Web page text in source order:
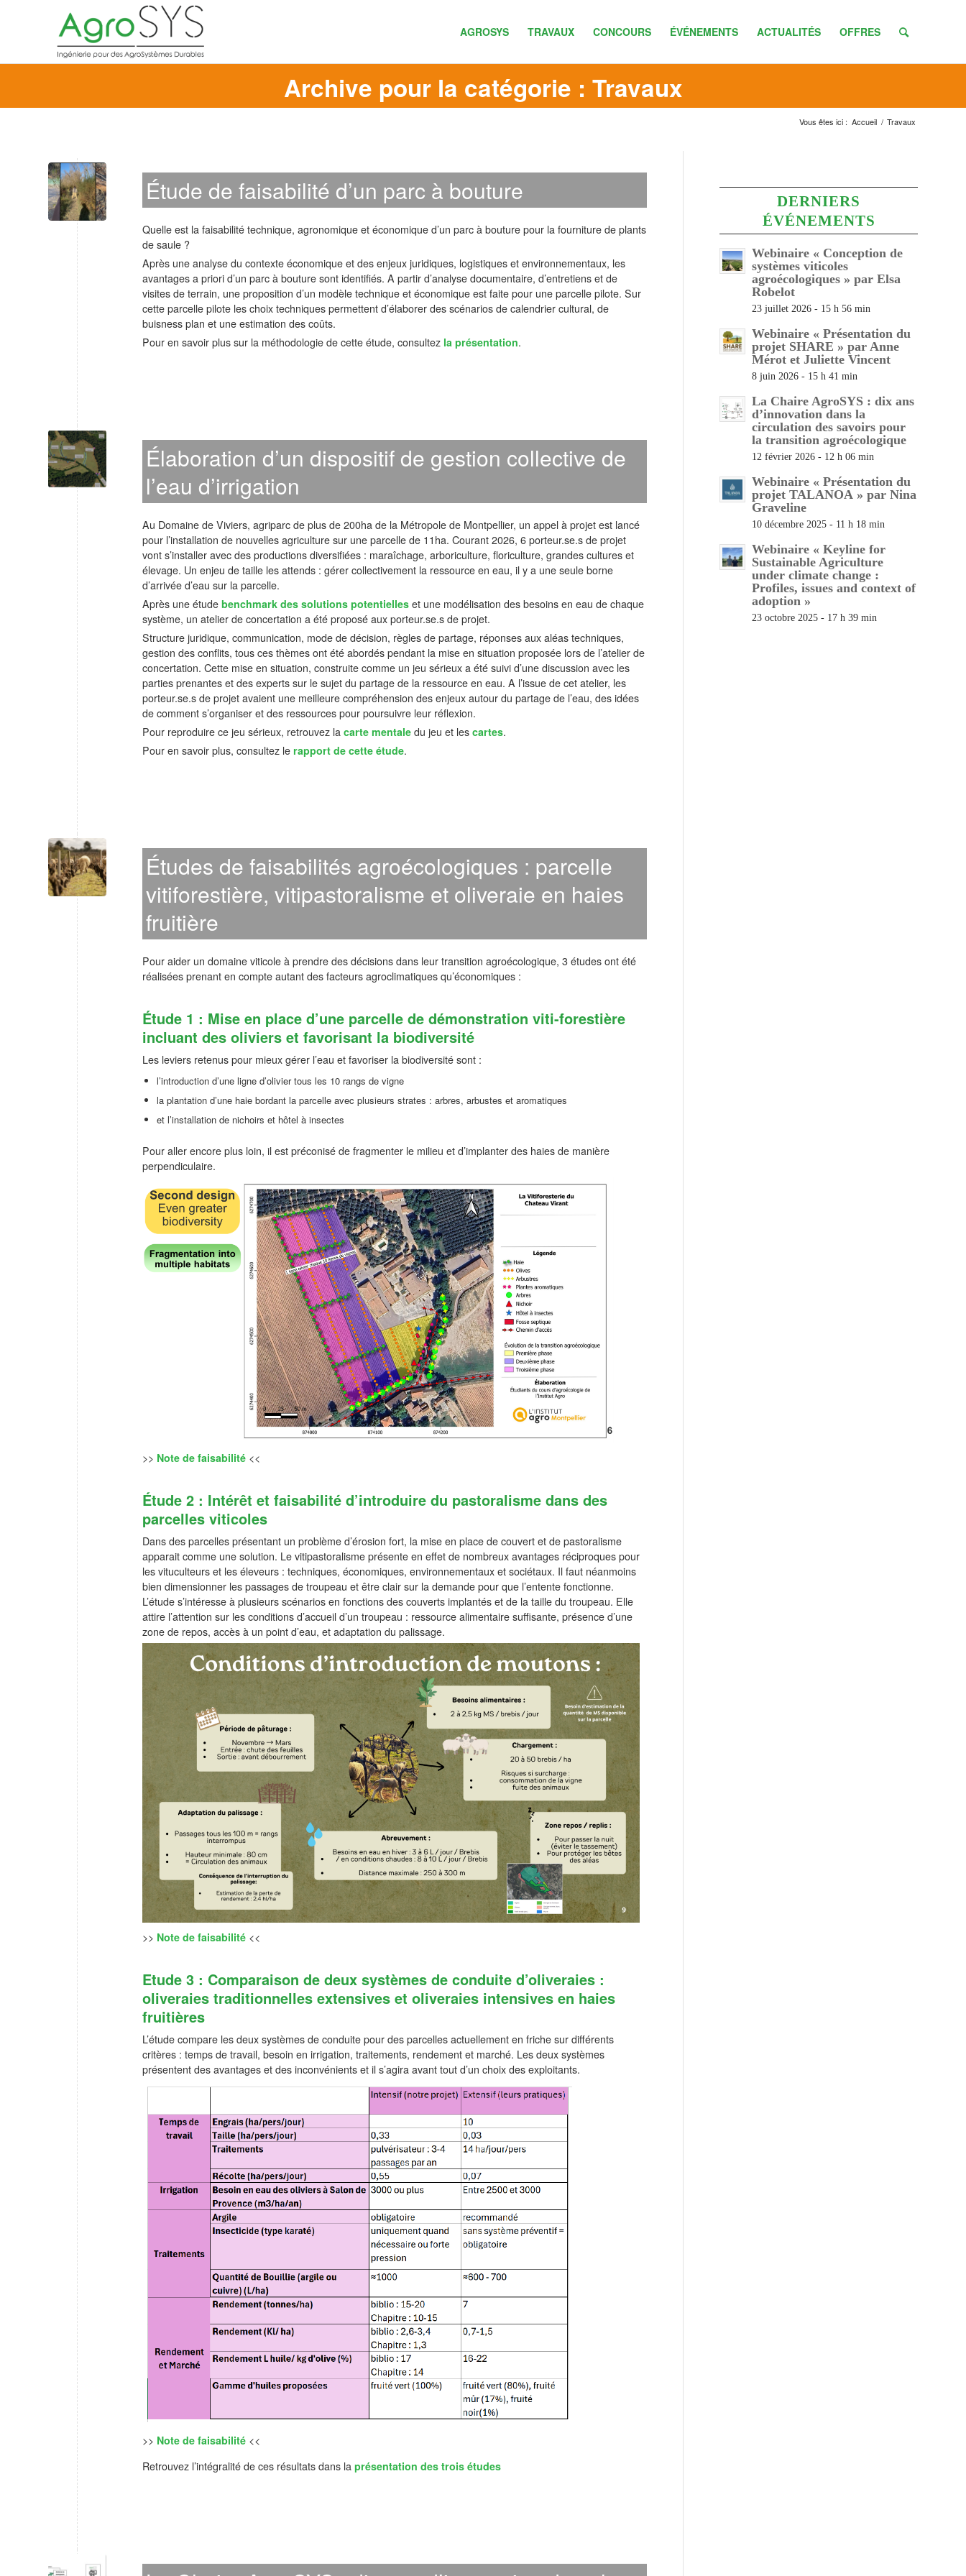
AGROSYS TRAVAUX CONCOURS ÉVÉNEMENTS ACTUALITÉS OFFRES
Archive pour la catégorie : Travaux
Vous êtes ici : Accueil / Travaux
Étude de faisabilité d’un parc à bouture
Quelle est la faisabilité technique, agronomique et économique d’un parc à bouture pour la fourniture de plants
de saule ?
Après une analyse du contexte économique et des enjeux juridiques, logistiques et environnementaux, les
avantages a priori d’un parc à bouture sont identifiés. A partir d’analyse documentaire, d’entretiens et de
visites de terrain, une proposition d’un modèle technique et économique est faite pour une parcelle pilote. Sur
cette parcelle pilote les choix techniques permettent d’élaborer des scénarios de calendrier cultural, de
buisness plan et une estimation des coûts.
Pour en savoir plus sur la méthodologie de cette étude, consultez la présentation.
Élaboration d’un dispositif de gestion collective de
l’eau d’irrigation
Au Domaine de Viviers, agriparc de plus de 200ha de la Métropole de Montpellier, un appel à projet est lancé
pour l’installation de nouvelles agriculture sur une parcelle de 11ha. Courant 2026, 6 porteur.se.s de projet
vont s’installer avec des productions diversifiées : maraîchage, arboriculture, floriculture, grandes cultures et
élevage. Un enjeu de taille les attends : gérer collectivement la ressource en eau, il y a une seule borne
d’arrivée d’eau sur la parcelle.
Après une étude benchmark des solutions potentielles et une modélisation des besoins en eau de chaque
système, un atelier de concertation a été proposé aux porteur.se.s de projet.
Structure juridique, communication, mode de décision, règles de partage, réponses aux aléas techniques,
gestion des conflits, tous ces thèmes ont été abordés pendant la mise en situation proposée lors de l’atelier de
concertation. Cette mise en situation, construite comme un jeu sérieux a été suivi d’une discussion avec les
parties prenantes et des experts sur le sujet du partage de la ressource en eau. A l’issue de cet atelier, les
porteur.se.s de projet avaient une meilleure compréhension des enjeux autour du partage de l’eau, des idées
de comment s’organiser et des ressources pour poursuivre leur réflexion.
Pour reproduire ce jeu sérieux, retrouvez la carte mentale du jeu et les cartes.
Pour en savoir plus, consultez le rapport de cette étude.
Études de faisabilités agroécologiques : parcelle
vitiforestière, vitipastoralisme et oliveraie en haies
fruitière
Pour aider un domaine viticole à prendre des décisions dans leur transition agroécologique, 3 études ont été
réalisées prenant en compte autant des facteurs agroclimatiques qu’économiques :
Étude 1 : Mise en place d’une parcelle de démonstration viti-forestière
incluant des oliviers et favorisant la biodiversité
Les leviers retenus pour mieux gérer l’eau et favoriser la biodiversité sont :
l’introduction d’une ligne d’olivier tous les 10 rangs de vigne
la plantation d’une haie bordant la parcelle avec plusieurs strates : arbres, arbustes et aromatiques
et l’installation de nichoirs et hôtel à insectes
Pour aller encore plus loin, il est préconisé de fragmenter le milieu et d’implanter des haies de manière
perpendiculaire.
>> Note de faisabilité <<
Étude 2 : Intérêt et faisabilité d’introduire du pastoralisme dans des
parcelles viticoles
Dans des parcelles présentant un problème d’érosion fort, la mise en place de couvert et de pastoralisme
apparait comme une solution. Le vitipastoralisme présente en effet de nombreux avantages réciproques pour
les vituculteurs et les éleveurs : techniques, économiques, environnementaux et sociétaux. Il faut néanmoins
bien dimensionner les passages de troupeau et être clair sur la demande pour que l’entente fonctionne.
L’étude s’intéresse à plusieurs scénarios en fonctions des couverts implantés et de la taille du troupeau. Elle
attire l’attention sur les conditions d’accueil d’un troupeau : ressource alimentaire suffisante, présence d’une
zone de repos, accès à un point d’eau, et adaptation du palissage.
>> Note de faisabilité <<
Etude 3 : Comparaison de deux systèmes de conduite d’oliveraies :
oliveraies traditionnelles extensives et oliveraies intensives en haies
fruitières
L’étude compare les deux systèmes de conduite pour des parcelles actuellement en friche sur différents
critères : temps de travail, besoin en irrigation, traitements, rendement et marché. Les deux systèmes
présentent des avantages et des inconvénients et il s’agira avant tout d’un choix des exploitants.
>> Note de faisabilité <<
Retrouvez l’intégralité de ces résultats dans la présentation des trois études
DERNIERS
ÉVÉNEMENTS
Webinaire « Conception de
systèmes viticoles
agroécologiques » par Elsa
Robelot
23 juillet 2026 - 15 h 56 min
Webinaire « Présentation du
projet SHARE » par Anne
Mérot et Juliette Vincent
8 juin 2026 - 15 h 41 min
La Chaire AgroSYS : dix ans
d’innovation dans la
circulation des savoirs pour
la transition agroécologique
12 février 2026 - 12 h 06 min
Webinaire « Présentation du
projet TALANOA » par Nina
Graveline
10 décembre 2025 - 11 h 18 min
Webinaire « Keyline for
Sustainable Agriculture
under climate change :
Profiles, issues and context of
adoption »
23 octobre 2025 - 17 h 39 min